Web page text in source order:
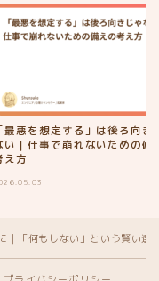
最悪を想定する」は後ろ向き
い｜仕事で崩れないための備
え方
｜「何もしない」という賢い選